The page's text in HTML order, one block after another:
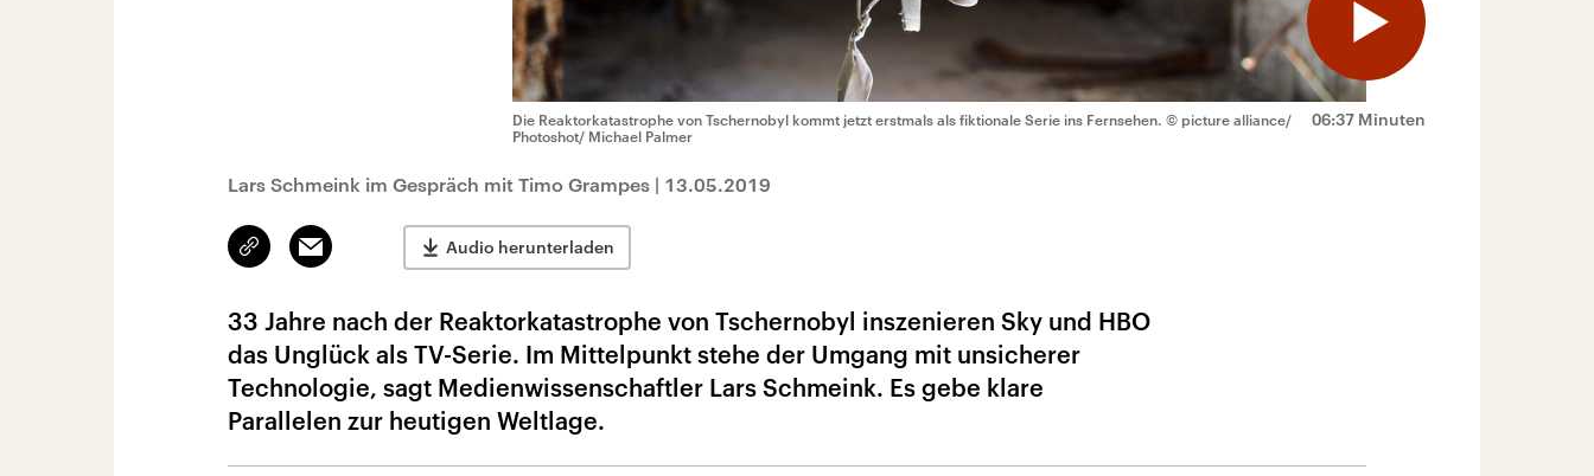
06:37 Minuten
Die Reaktorkatastrophe von Tschernobyl kommt jetzt erstmals als fiktionale Serie ins Fernsehen. © picture alliance/
Photoshot/ Michael Palmer
Lars Schmeink im Gespräch mit Timo Grampes | 13.05.2019
Link
kopieren/teilen
Email Audio herunterladen
33 Jahre nach der Reaktorkatastrophe von Tschernobyl inszenieren Sky und HBO
das Unglück als TV-Serie. Im Mittelpunkt stehe der Umgang mit unsicherer
Technologie, sagt Medienwissenschaftler Lars Schmeink. Es gebe klare
Parallelen zur heutigen Weltlage.